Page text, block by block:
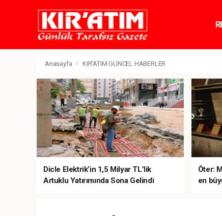
Anasayfa KIR'ATIM GÜNCEL HABERLER
Dicle Elektrik’in 1,5 Milyar TL’lik
Artuklu Yatırımında Sona Gelindi
Öter:
en